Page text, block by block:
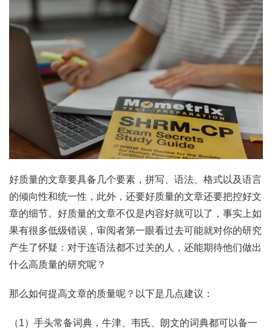
好质量的文章要具备几个要素，拼写、语法、格式以及语言
的倾向性和统一性，此外，还要好质量的文章还要把控好文
章的细节。好质量的文章不仅是内容好就可以了，事实上如
果有很多低级错误，审阅者第一眼看过去可能就对你的研究
产生了怀疑：对于连语法都不过关的人，还能期待他们做出
什么高质量的研究呢？
那么如何提高文章的质量呢？以下是几点建议：
（1）手头常备词典，牛津、韦氏、朗文的词典都可以备一